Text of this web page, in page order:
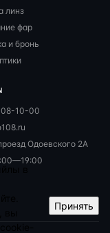
линз
фар
и бронь
10-00
Одоевского 2А
в
Принять